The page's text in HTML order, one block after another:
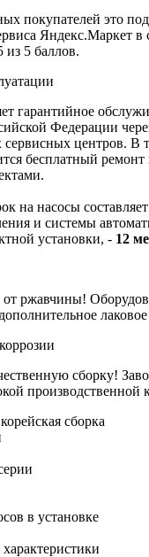
покупателей это
Яндекс.Маркет
из 5 баллов.
гарантийное
Федерации
сервисных центров. В
бесплатный
на насосы составляет
и системы
установки, - 12
от ржавчины!
сборку!
производственной
сборка
в установке